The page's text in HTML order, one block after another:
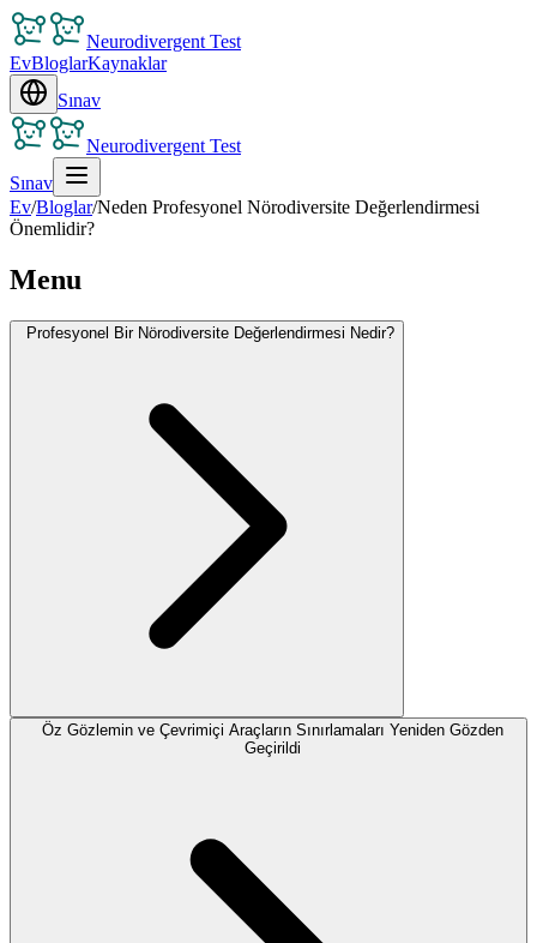
Neurodivergent Test
EvBloglarKaynaklar
Sınav
Neurodivergent Test
Sınav
Ev/Bloglar/Neden Profesyonel Nörodiversite Değerlendirmesi
Önemlidir?
Menu
Profesyonel Bir Nörodiversite Değerlendirmesi Nedir?
Öz Gözlemin ve Çevrimiçi Araçların Sınırlamaları Yeniden Gözden
Geçirildi